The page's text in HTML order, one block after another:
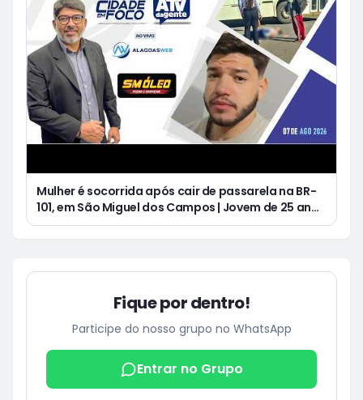
Mulher é socorrida após cair de passarela na BR-
101, em São Miguel dos Campos | Jovem de 25 anos
morre após acidente de moto no Distrito
Fique por dentro!
Participe do nosso grupo no WhatsApp
Entrar no Grupo